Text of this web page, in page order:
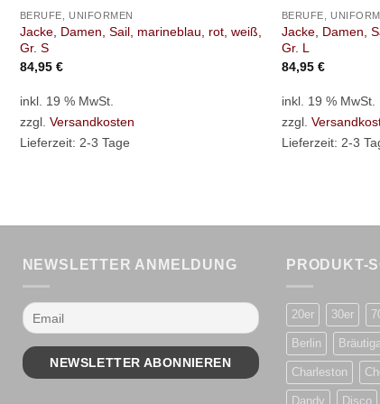
BERUFE, UNIFORMEN
Jacke, Damen, Sail, marineblau, rot, weiß,
Gr. S
84,95 €
inkl. 19 % MwSt.
zzgl. Versandkosten
Lieferzeit: 2-3 Tage
BERUFE,
Jacke, Damen,
Gr. L
84,95 €
inkl. 19 % MwSt.
zzgl.
Lieferzeit: 2-3
NEWSLETTER ANMELDUNG PRODUKT-
20er 30er
Berlin
Charleston
Dandy Disco